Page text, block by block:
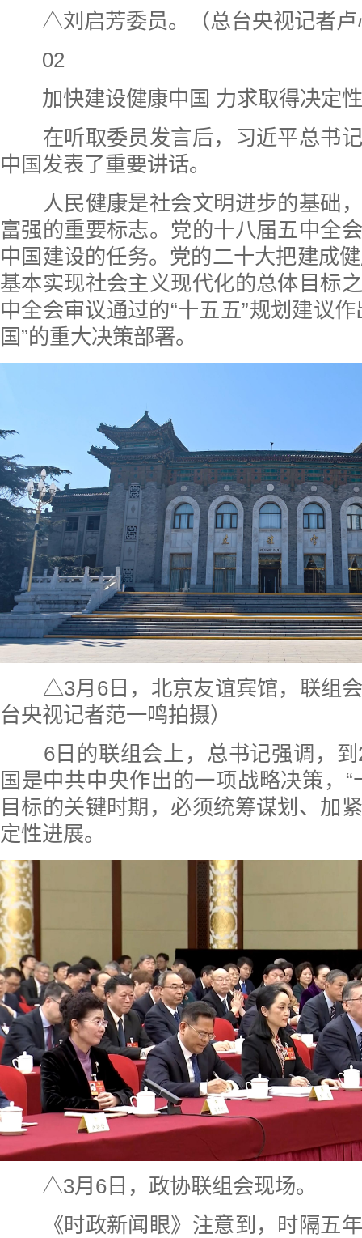
△刘启芳委员。（总台央视记者卢
02
加快建设健康中国 力求取得决定
在听取委员发言后，习近平总书记
中国发表了重要讲话。
人民健康是社会文明进步的基础，
富强的重要标志。党的十八届五中全
中国建设的任务。党的二十大把建成
基本实现社会主义现代化的总体目标
中全会审议通过的“十五五”规划建议
国”的重大决策部署。
△3月6日，北京友谊宾馆，联组会
台央视记者范一鸣拍摄）
6日的联组会上，总书记强调，到
国是中共中央作出的一项战略决策，“
目标的关键时期，必须统筹谋划、加
定性进展。
△3月6日，政协联组会现场。
《时政新闻眼》注意到，时隔五年